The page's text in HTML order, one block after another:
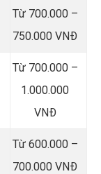
Từ 700.000 –
750.000 VNĐ
Từ 700.000 –
1.000.000
VNĐ
Từ 600.000 –
700.000 VNĐ